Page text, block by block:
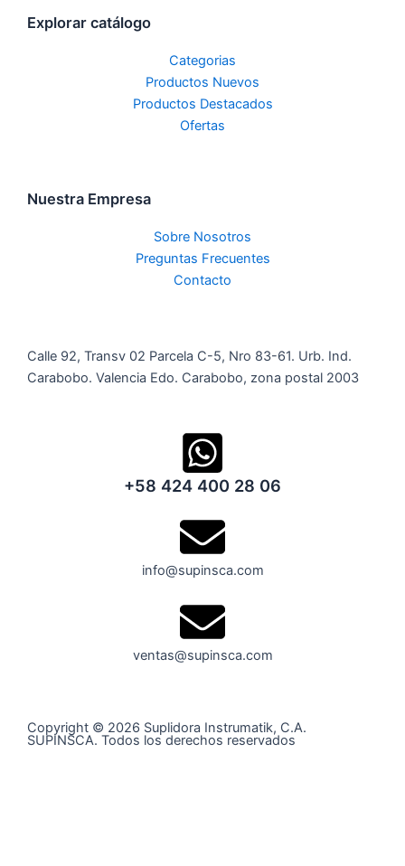
Explorar catálogo
Categorias
Productos Nuevos
Productos Destacados
Ofertas
Nuestra Empresa
Sobre Nosotros
Preguntas Frecuentes
Contacto
Calle 92, Transv 02 Parcela C-5, Nro 83-61. Urb. Ind.
Carabobo. Valencia Edo. Carabobo, zona postal 2003
+58 424 400 28 06
info@supinsca.com
ventas@supinsca.com
Copyright © 2026 Suplidora Instrumatik, C.A.
SUPINSCA. Todos los derechos reservados